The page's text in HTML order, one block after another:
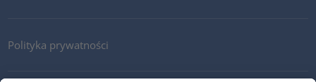
Polityka prywatności